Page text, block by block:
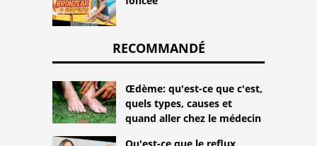
RECOMMANDÉ
Œdème: qu'est-ce que c'est,
quels types, causes et
quand aller chez le médecin